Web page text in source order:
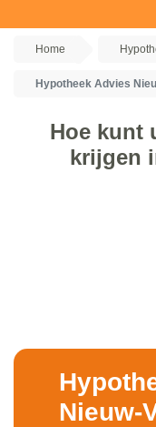
Home
Hypotheek Advies
Hoe kunt
krijgen
Nieuw-